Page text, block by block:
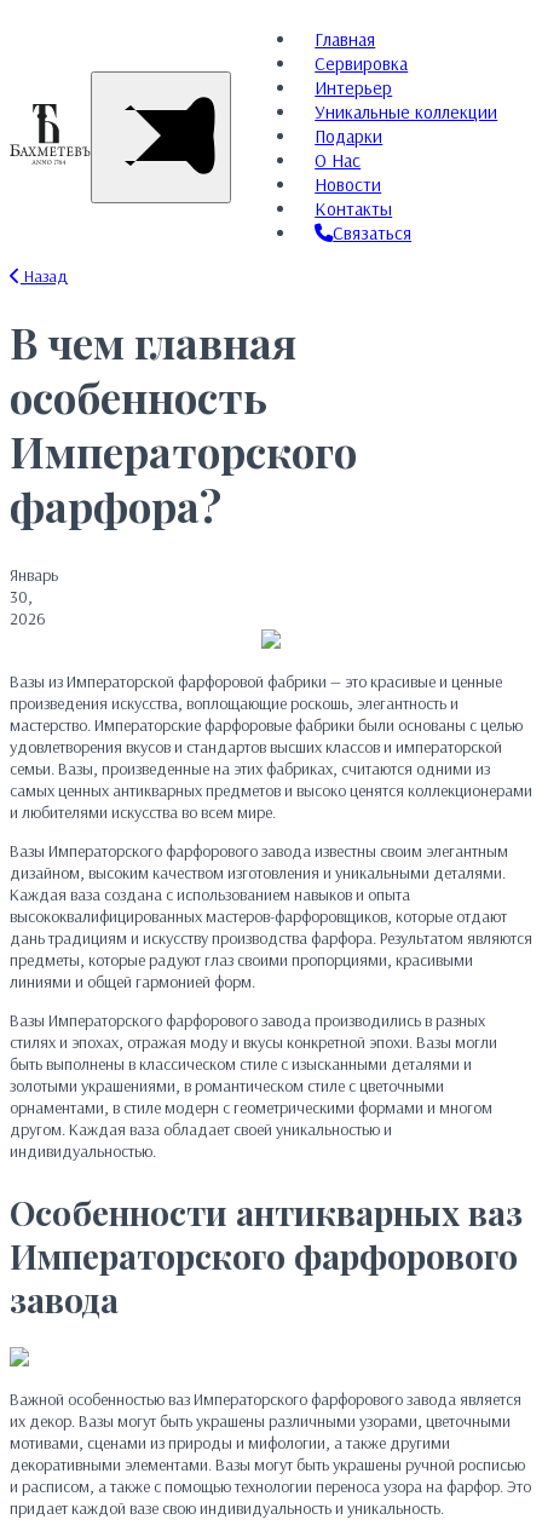
Главная
Сервировка
Интерьер
Уникальные коллекции
Подарки
О Нас
Новости
Контакты
Связаться
Назад
В чем главная
особенность
Императорского
фарфора?
Январь
30,
2026
Вазы из Императорской фарфоровой фабрики — это красивые и ценные
произведения искусства, воплощающие роскошь, элегантность и
мастерство. Императорские фарфоровые фабрики были основаны с целью
удовлетворения вкусов и стандартов высших классов и императорской
семьи. Вазы, произведенные на этих фабриках, считаются одними из
самых ценных антикварных предметов и высоко ценятся коллекционерами
и любителями искусства во всем мире.
Вазы Императорского фарфорового завода известны своим элегантным
дизайном, высоким качеством изготовления и уникальными деталями.
Каждая ваза создана с использованием навыков и опыта
высококвалифицированных мастеров-фарфоровщиков, которые отдают
дань традициям и искусству производства фарфора. Результатом являются
предметы, которые радуют глаз своими пропорциями, красивыми
линиями и общей гармонией форм.
Вазы Императорского фарфорового завода производились в разных
стилях и эпохах, отражая моду и вкусы конкретной эпохи. Вазы могли
быть выполнены в классическом стиле с изысканными деталями и
золотыми украшениями, в романтическом стиле с цветочными
орнаментами, в стиле модерн с геометрическими формами и многом
другом. Каждая ваза обладает своей уникальностью и
индивидуальностью.
Особенности антикварных ваз
Императорского фарфорового
завода
Важной особенностью ваз Императорского фарфорового завода является
их декор. Вазы могут быть украшены различными узорами, цветочными
мотивами, сценами из природы и мифологии, а также другими
декоративными элементами. Вазы могут быть украшены ручной росписью
и расписом, а также с помощью технологии переноса узора на фарфор. Это
придает каждой вазе свою индивидуальность и уникальность.